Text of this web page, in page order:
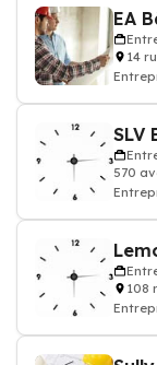
EA
14
SLV
570
108